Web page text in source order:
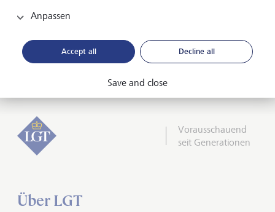
Tonhalle-Orchester Zürich, die zum Saisonstart 2023/24
offiziell beginnt.
Vorausschauend
seit Generationen
Über LGT
Anpassen
Accept all Decline all
Save and close